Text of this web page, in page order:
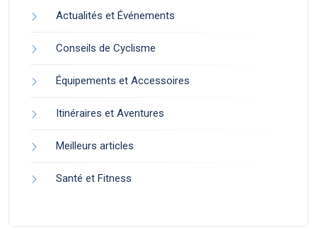
Actualités et Événements
Conseils de Cyclisme
Équipements et Accessoires
Itinéraires et Aventures
Meilleurs articles
Santé et Fitness